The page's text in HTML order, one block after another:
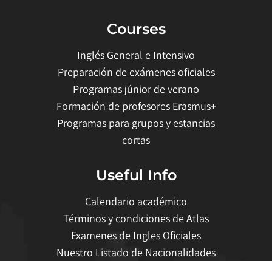
Courses
Inglés General e Intensivo
Preparación de exámenes oficiales
Programas júnior de verano
Formación de profesores Erasmus+
Programas para grupos y estancias
cortas
Useful Info
Calendario académico
Términos y condiciones de Atlas
Examenes de Ingles Oficiales
Nuestro Listado de Nacionalidades